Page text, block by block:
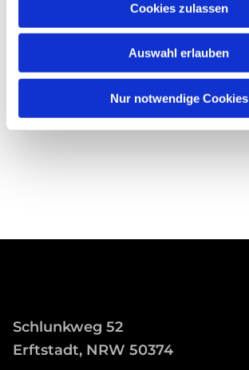
Cookies zulassen
Auswahl erlauben
Nur notwendige Cookies
Schlunkweg 52
Erftstadt, NRW 50374